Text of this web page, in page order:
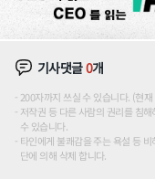
기사댓글0개
200자까지 쓰실 수 있습니다. (현
저작권 등 다른 사람의 권리를 침
수 있습니다.
타인에게 불쾌감을 주는 욕설 등
단에 의해 삭제 합니다.